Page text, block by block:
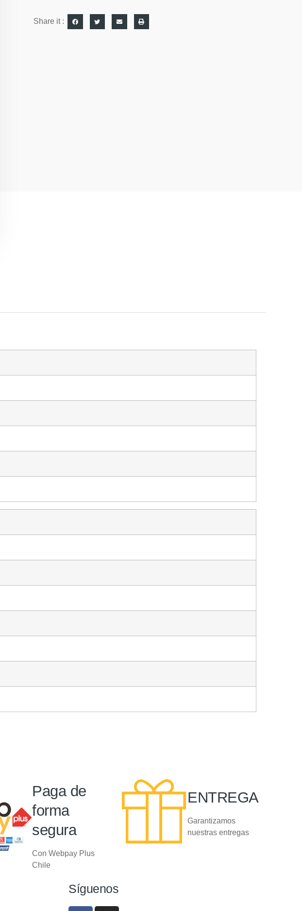
Share it :
Paga de
forma
segura
Con Webpay Plus
Chile
ENTREGA
Garantizamos
nuestras entregas
Síguenos